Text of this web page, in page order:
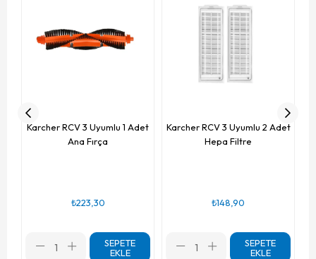
Karcher RCV 3 Uyumlu 1 Adet
Ana Fırça
₺223,30
SEPETE
EKLE
Karcher RCV 3 Uyumlu 2 Adet
Hepa Filtre
₺148,90
SEPETE
EKLE